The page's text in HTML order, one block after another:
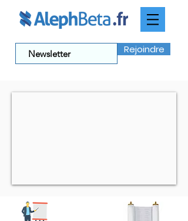
Rejoindre